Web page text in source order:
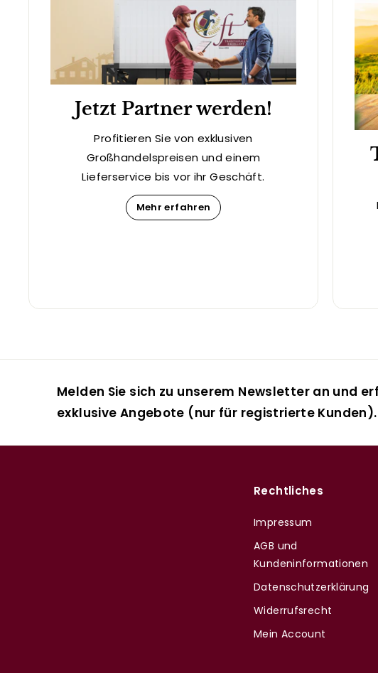
Jetzt Partner werden!
Profitieren Sie von exklusiven
Großhandelspreisen und einem
Lieferservice bis vor ihr Geschäft.
Mehr erfahren
Melden Sie sich zu unserem Newsletter an und
exklusive Angebote (nur für registrierte Kunden).
Rechtliches
Impressum
AGB und
Kundeninformationen
Datenschutzerklärung
Widerrufsrecht
Mein Account